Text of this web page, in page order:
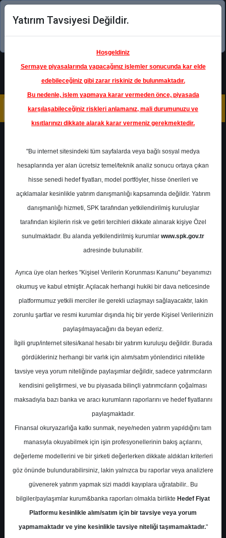
Şimdi uygulamayı indirin!
Ana Sayfa Raporlar
Ziraat Yatırım
Rapor Detay
BIST100 - Hisse Önerileri
Ziraat Yatırım 15 Mayıs 2025
BIST100, BIST30 ve Hisse Senetleri Teknik
Analizi
S.No Dosya Adı İndir
1
ziraat-yatirim-teknik-hisse-
onerileri-505944
İlgili
Dosyayı
Yatırım Tavsiyesi Değildir.
Hoşgeldiniz
Sermaye piyasalarında yapacağınız işlemler sonucunda kar elde
edebileceğiniz gibi zarar riskiniz de bulunmaktadır.
Bu nedenle, işlem yapmaya karar vermeden önce, piyasada
karşılaşabileceğiniz riskleri anlamanız, mali durumunuzu ve
kısıtlarınızı dikkate alarak karar vermeniz gerekmektedir.
"Bu internet sitesindeki tüm sayfalarda veya bağlı sosyal medya
hesaplarında yer alan ücretsiz temel/teknik analiz sonucu ortaya çıkan
hisse senedi hedef fiyatları, model portföyler, hisse önerileri ve
açıklamalar kesinlikle yatırım danışmanlığı kapsamında değildir. Yatırım
danışmanlığı hizmeti, SPK tarafından yetkilendirilmiş kuruluşlar
tarafından kişilerin risk ve getiri tercihleri dikkate alınarak kişiye Özel
sunulmaktadır. Bu alanda yetkilendirilmiş kurumlar www.spk.gov.tr
adresinde bulunabilir.
Ayrıca üye olan herkes "Kişisel Verilerin Korunması Kanunu" beyanımızı
okumuş ve kabul etmiştir. Açılacak herhangi hukiki bir dava neticesinde
platformumuz yetkili merciler ile gerekli uzlaşmayı sağlayacaktır, lakin
zorunlu şartlar ve resmi kurumlar dışında hiç bir yerde Kişisel Verilerinizin
paylaşılmayacağını da beyan ederiz.
İlgili grup/internet sitesi/kanal hesabı bir yatırım kuruluşu değildir. Burada
gördükleriniz herhangi bir varlık için alım/satım yönlendirici nitelikte
tavsiye veya yorum niteliğinde paylaşımlar değildir, sadece yatırımcıların
kendisini geliştirmesi, ve bu piyasada bilinçli yatırımcıların çoğalması
maksadıyla bazı banka ve aracı kurumların raporlarını ve hedef fiyatlarını
paylaşmaktadır.
Finansal okuryazarlığa katkı sunmak, neye/neden yatırım yapıldığını tam
manasıyla okuyabilmek için işin profesyonellerinin bakış açılarını,
değerleme modellerini ve bir şirketi değerlerken dikkate aldıkları kriterleri
göz önünde bulundurabilirsiniz, lakin yalnızca bu raporlar veya analizlere
güvenerek yatırım yapmak sizi maddi kayıplara uğratabilir.. Bu
bilgiler/paylaşımlar kurum&banka raporları olmakla birlikte Hedef Fiyat
Platformu kesinlikle alım/satım için bir tavsiye veya yorum
yapmamaktadır ve yine kesinlikle tavsiye niteliği taşımamaktadır."